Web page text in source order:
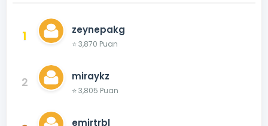
1 zeynepakg
⭐ 3,870 Puan
2 miraykz
⭐ 3,805 Puan
emirtrbl